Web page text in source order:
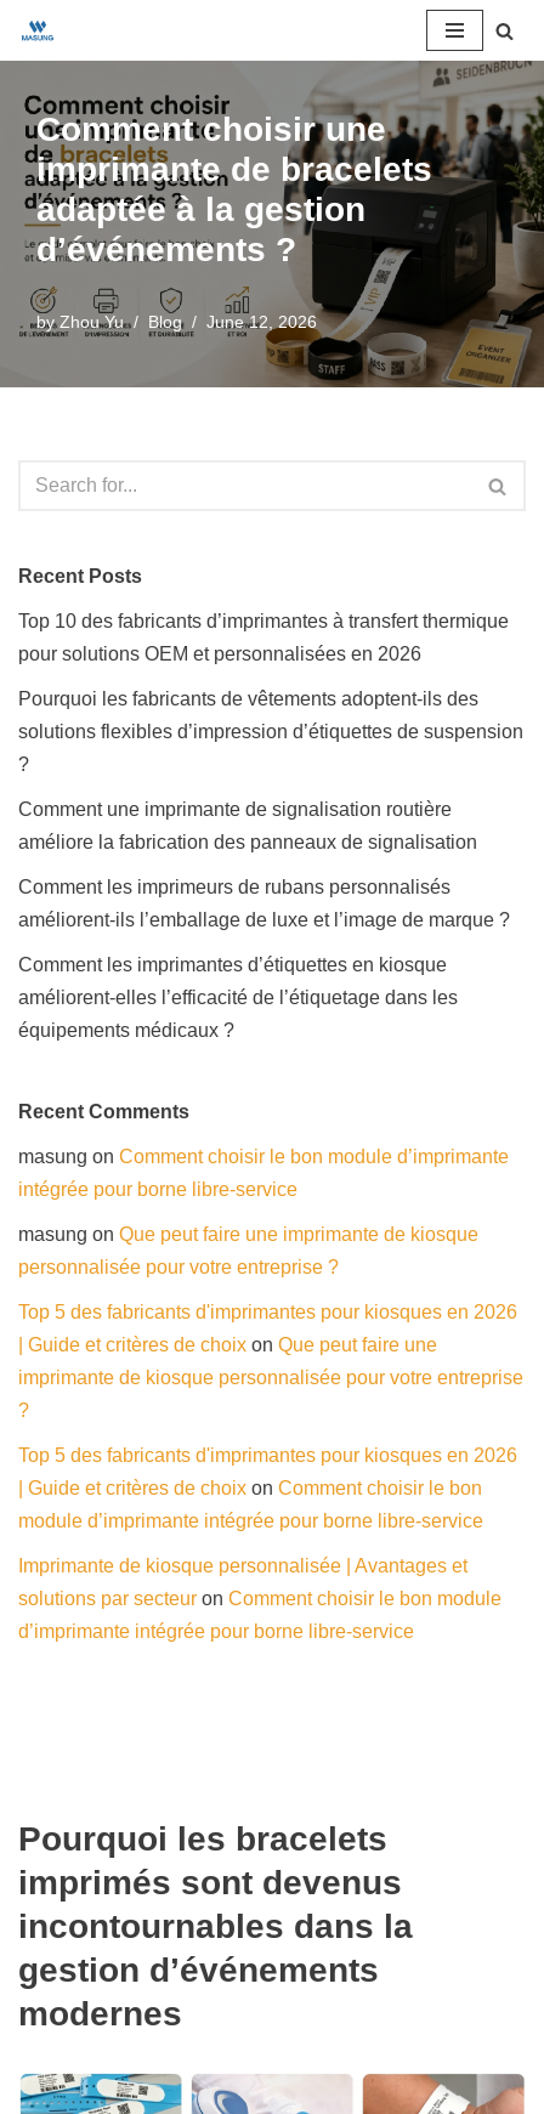
Skip
to
content
Comment choisir une
imprimante de bracelets
adaptée à la gestion
d’événements ?
byZhou Yu Blog June 12, 2026
Recent Posts
Top 10 des fabricants d’imprimantes à transfert thermique
pour solutions OEM et personnalisées en 2026
Pourquoi les fabricants de vêtements adoptent-ils des
solutions flexibles d’impression d’étiquettes de suspension
?
Comment une imprimante de signalisation routière
améliore la fabrication des panneaux de signalisation
Comment les imprimeurs de rubans personnalisés
améliorent-ils l’emballage de luxe et l’image de marque ?
Comment les imprimantes d’étiquettes en kiosque
améliorent-elles l’efficacité de l’étiquetage dans les
équipements médicaux ?
Recent Comments
masung on Comment choisir le bon module d’imprimante
intégrée pour borne libre-service
masung on Que peut faire une imprimante de kiosque
personnalisée pour votre entreprise ?
Top 5 des fabricants d'imprimantes pour kiosques en 2026
| Guide et critères de choix on Que peut faire une
imprimante de kiosque personnalisée pour votre entreprise
?
Top 5 des fabricants d'imprimantes pour kiosques en 2026
| Guide et critères de choix on Comment choisir le bon
module d’imprimante intégrée pour borne libre-service
Imprimante de kiosque personnalisée | Avantages et
solutions par secteur on Comment choisir le bon module
d’imprimante intégrée pour borne libre-service
Pourquoi les bracelets
imprimés sont devenus
incontournables dans la
gestion d’événements
modernes